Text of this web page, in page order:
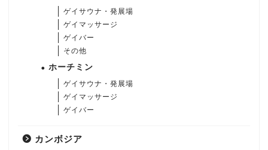
ゲイサウナ・発展場
ゲイマッサージ
ゲイバー
その他
ホーチミン
ゲイサウナ・発展場
ゲイマッサージ
ゲイバー
カンボジア